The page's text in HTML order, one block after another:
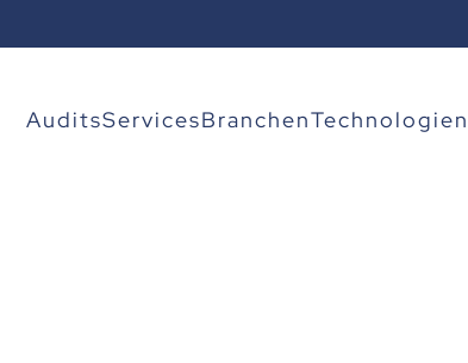
AuditsServicesBranchenTechnologien